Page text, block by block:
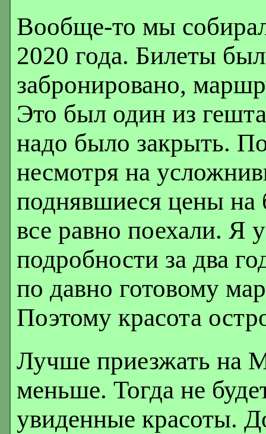
Вообще-то мы
2020 года. Билеты
забронировано,
Это был один из
надо было закрыть.
несмотря на
поднявшиеся цены на
все равно поехали. Я
подробности за два
по давно готовому
Поэтому красота
Лучше приезжать на
меньше. Тогда не
увиденные красоты.